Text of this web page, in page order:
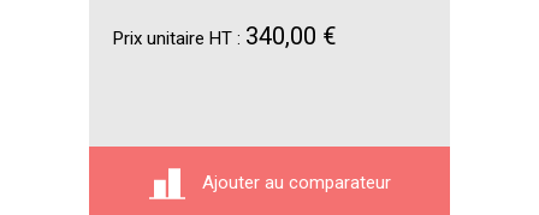
Prix unitaire HT : 340,00 €
Ajouter au comparateur